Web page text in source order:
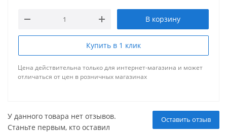
В корзину
Купить в 1 клик
Цена действительна только для интернет-магазина и может
отличаться от цен в розничных магазинах
Оставить отзыв
У данного товара нет отзывов.
Станьте первым, кто оставил